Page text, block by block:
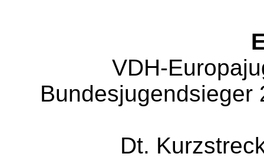
VDH-
Bundesjugendsieger
Dt.